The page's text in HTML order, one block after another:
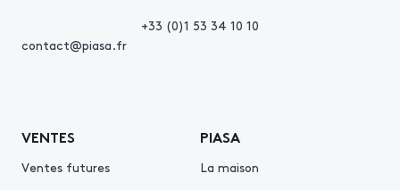
+33 (0)1 53 34 10 10
contact@piasa.fr
VENTES
Ventes futures
PIASA
La maison